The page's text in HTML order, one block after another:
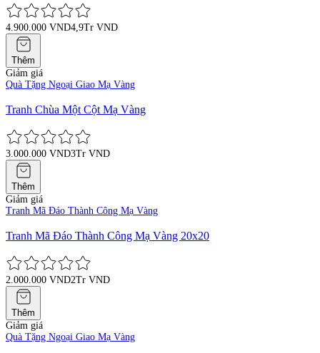
4.900.000 VND4,9Tr VND
Thêm
Giảm giá
Quà Tặng Ngoại Giao Mạ Vàng
Tranh Chùa Một Cột Mạ Vàng
3.000.000 VND3Tr VND
Thêm
Giảm giá
Tranh Mã Đáo Thành Công Mạ Vàng
Tranh Mã Đáo Thành Công Mạ Vàng 20x20
2.000.000 VND2Tr VND
Thêm
Giảm giá
Quà Tặng Ngoại Giao Mạ Vàng